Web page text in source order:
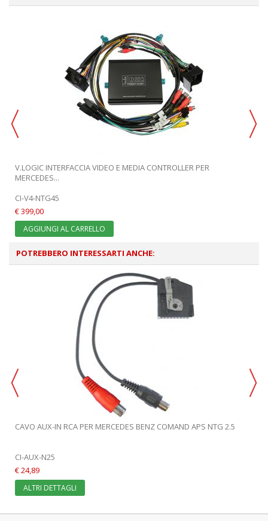
V.LOGIC INTERFACCIA VIDEO E MEDIA CONTROLLER PER
MERCEDES...
CI-V4-NTG45
€ 399,00
AGGIUNGI AL CARRELLO
POTREBBERO INTERESSARTI ANCHE:
CAVO AUX-IN RCA PER MERCEDES BENZ COMAND APS NTG 2.5
CI-AUX-N25
€ 24,89
ALTRI DETTAGLI